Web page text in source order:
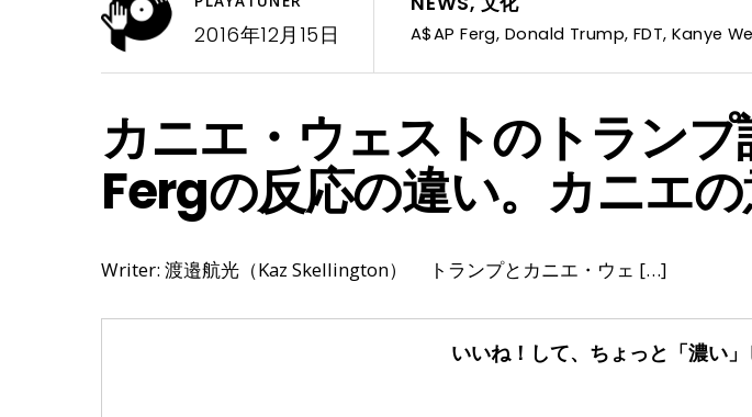
2016年12月15日 A$AP Ferg, Donald Trump,FDT,Kanye
カニエ・ウェストのトラン
Fergの反応の違い。カニエ
Writer: 渡邉航光（Kaz Skellington） トランプとカニエ・ウェ […]
いいね！して、ちょっと「濃い」